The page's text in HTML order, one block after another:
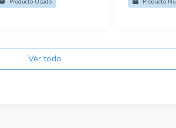
Producto Usado Producto
Ver todo